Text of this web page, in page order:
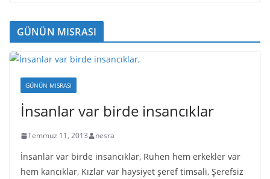
GÜNÜN MISRASI
GÜNÜN MISRASI
İnsanlar var birde insancıklar
Temmuz 11, 2013 nesra
İnsanlar var birde insancıklar, Ruhen hem erkekler var
hem kancıklar, Kızlar var haysiyet şeref timsali, Şerefsiz